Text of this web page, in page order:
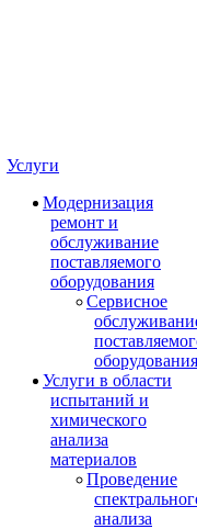
Услуги
Модернизация
ремонт и
обслуживание
поставляемого
оборудования
Сервисное
оборудования
Услуги в области
испытаний и
химического
анализа
материалов
Проведение
анализа